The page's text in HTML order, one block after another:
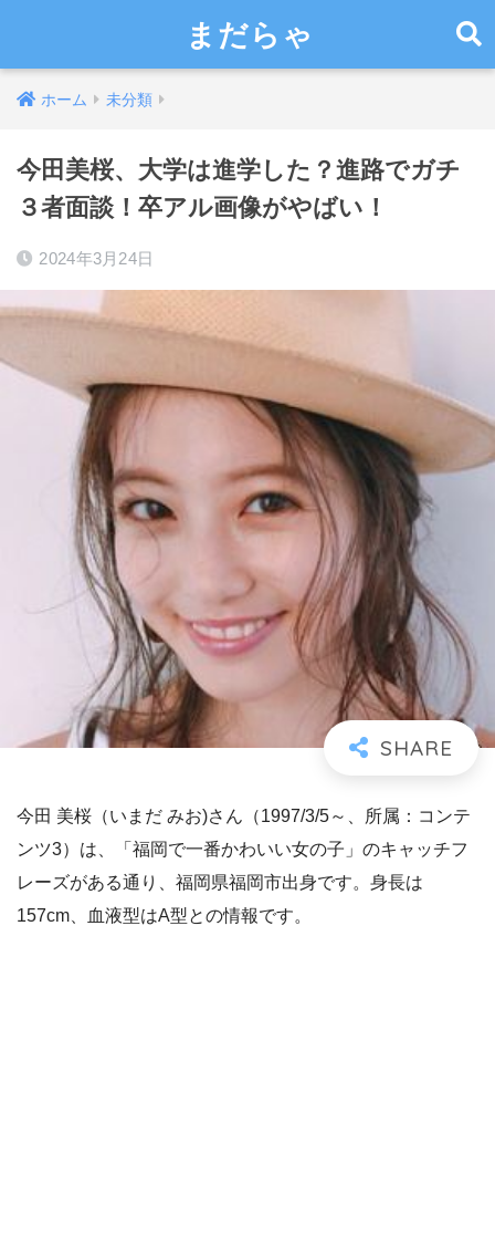
まだらゃ
ホーム 未分類
今田美桜、大学は進学した？進路でガチ
３者面談！卒アル画像がやばい！
2024年3月24日
今田 美桜（いまだ みお)さん（1997/3/5～、所属：コンテ
ンツ3）は、「福岡で一番かわいい女の子」のキャッチフ
レーズがある通り、福岡県福岡市出身です。身長は
157cm、血液型はA型との情報です。